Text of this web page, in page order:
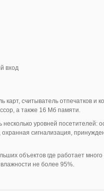
вход
считыватель отпечатков и
а также 16 Мб памяти.
уровней посетителей:
сигнализация,
объектов где работает
не более 95%.